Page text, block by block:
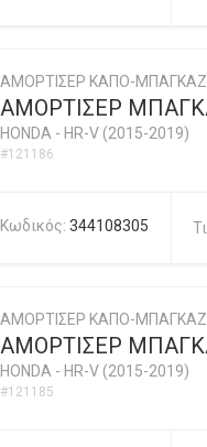
ΑΜΟΡΤΙΣΕΡ ΚΑΠΟ-ΜΠΑΓΚΑΖ
ΑΜΟΡΤΙΣΕΡ
HONDA - HR-V (2015-2019)
#121186
Κωδικός: 344108305
ΑΜΟΡΤΙΣΕΡ ΚΑΠΟ-ΜΠΑΓΚΑΖ
ΑΜΟΡΤΙΣΕΡ
HONDA - HR-V (2015-2019)
#121185